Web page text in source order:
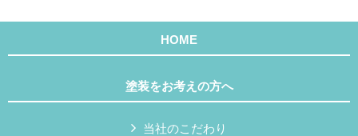
HOME
塗装をお考えの方へ
当社のこだわり